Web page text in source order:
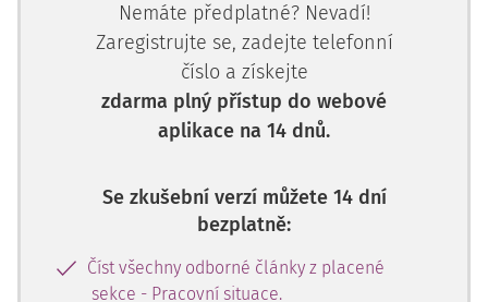
Nemáte předplatné? Nevadí!
Zaregistrujte se, zadejte telefonní
číslo a získejte
zdarma plný přístup do webové
aplikace na 14 dnů.
Se zkušební verzí můžete 14 dní
bezplatně:
Číst všechny odborné články z placené
sekce - Pracovní situace.